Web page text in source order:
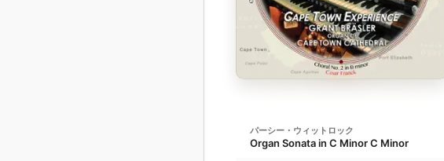
パーシー・ウィットロック
Organ Sonata in C Minor C Minor